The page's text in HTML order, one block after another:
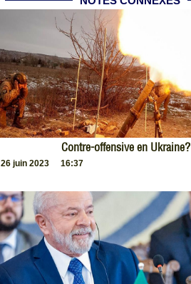
Contre-offensive en Ukraine?
26 juin 2023 16:37